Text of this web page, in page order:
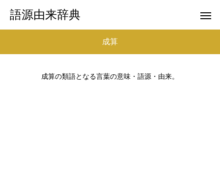
語源由来辞典
成算
成算の類語となる言葉の意味・語源・由来。